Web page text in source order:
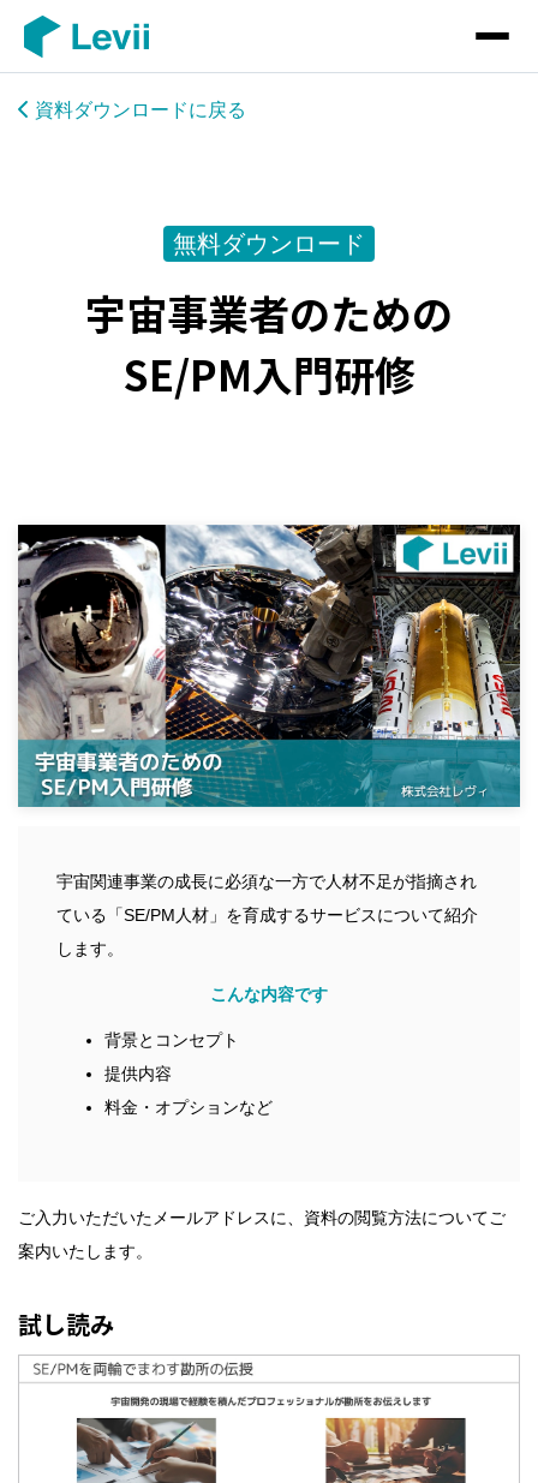
資料ダウンロードに戻る
無料ダウンロード
宇宙事業者のための
SE/PM入門研修
宇宙関連事業の成長に必須な一方で人材不足が指摘され
ている「SE/PM人材」を育成するサービスについて紹介
します。
こんな内容です
背景とコンセプト
提供内容
料金・オプションなど
ご入力いただいたメールアドレスに、資料の閲覧方法についてご
案内いたします。
試し読み